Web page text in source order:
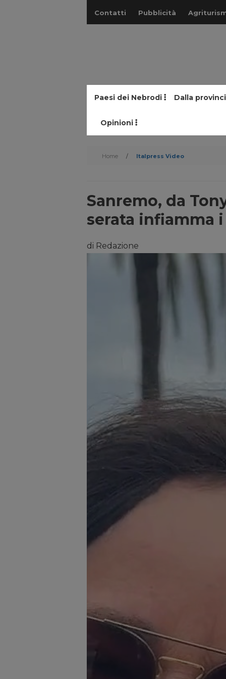
Contatti Pubblicità
Paesi dei Nebrodi Dalla
Opinioni
Home / Italpress Video
Sanremo, da
serata infiamma
di Redazione